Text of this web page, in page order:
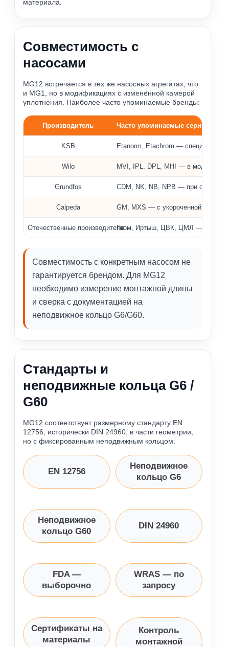
материала.
Совместимость с
насосами
MG12 встречается в тех же насосных агрегатах, что
и MG1, но в модификациях с изменённой камерой
уплотнения. Наиболее часто упоминаемые бренды:
Производитель Часто упоминаемые серии
KSB Etanorm, Etachrom — специальные
Wilo MVI, IPL, DPL, MHI — в
Grundfos CDM, NK, NB, NPB — при
Calpeda GM, MXS — с укороченной
Отечественные производителиГном, Иртыш, ЦВК, ЦМЛ — только
Совместимость с конкретным насосом не
гарантируется брендом. Для MG12
необходимо измерение монтажной длины
и сверка с документацией на
неподвижное кольцо G6/G60.
Стандарты и
неподвижные кольца G6 /
G60
MG12 соответствует размерному стандарту EN
12756, исторически DIN 24960, в части геометрии,
но с фиксированным неподвижным кольцом.
EN 12756
Неподвижное
кольцо G6
Неподвижное
кольцо G60
DIN 24960
FDA —
выборочно
WRAS — по
запросу
Сертификаты на
материалы
Контроль
монтажной